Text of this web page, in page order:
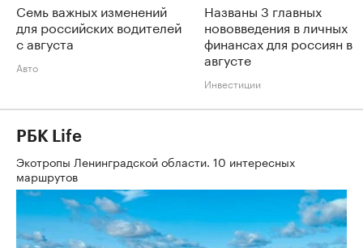
Семь важных изменений
для российских водителей
с августа
Авто
Названы 3 главных
нововведения в личных
финансах для россиян в
августе
Инвестиции
РБК Life
Экотропы Ленинградской области. 10 интересных
маршрутов